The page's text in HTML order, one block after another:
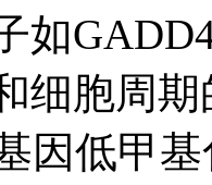
如
细胞周
因低甲